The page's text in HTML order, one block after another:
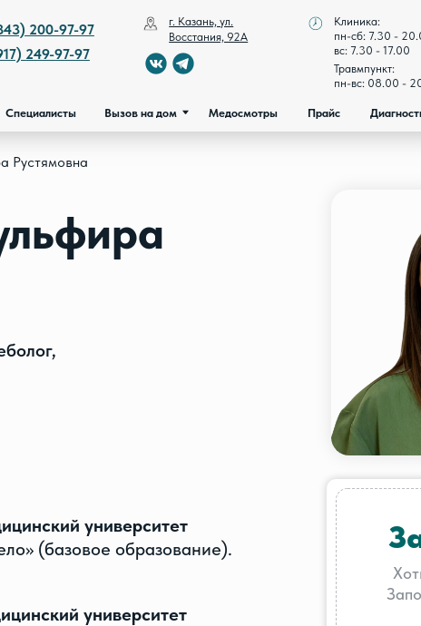
97-97
пн-сб: 7.30 - 20.00
пн-вс: 08.00 - 20.00
г. Казань, ул.
Восстания, 92А
97-97 Вызов на дом
Специалисты Медосмотры Диагностика и
университет
(базовое образование).
университет
Рустямовна